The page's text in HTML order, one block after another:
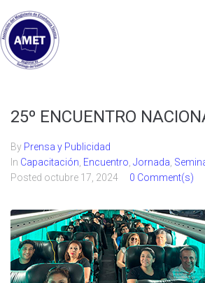
25º ENCUENTRO
By Prensa y Publicidad
In Capacitación Encuentro Jornada
Posted octubre 17, 2024 0 Comment(s)